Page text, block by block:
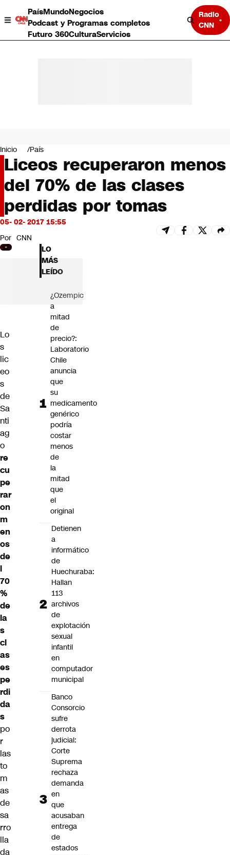
PaísMundoNegocios
Podcast y Programas completos
Futuro 360CulturaServicios
Radio
CNN
Negocios
Deportes
Programas completos
Cultura
Servicios
Bits
CNN tiempo
Futuro 360
Opinión
Inicio País
Liceos recuperaron menos
del 70% de las clases
perdidas por tomas
05- 02- 2017 15:55
Por CNN
Lo
s
lic
eo
s
de
Sa
nti
ag
o
re
cu
pe
rar
on
m
en
os
de
l
70
%
de
la
s
cl
as
es
pe
rdi
da
s
po
r
las
to
m
as
de
sa
rro
lla
da
LO
MÁS
LEÍDO
¿Ozempic
a
mitad
de
precio?:
Laboratorio
Chile
anuncia
que
su
medicamento
genérico
podría
costar
menos
de
la
mitad
que
el
original
Detienen
a
informático
de
Huechuraba:
Hallan
113
archivos
de
explotación
sexual
infantil
en
computador
municipal
Banco
Consorcio
sufre
derrota
judicial:
Corte
Suprema
rechaza
demanda
en
que
acusaban
entrega
de
estados